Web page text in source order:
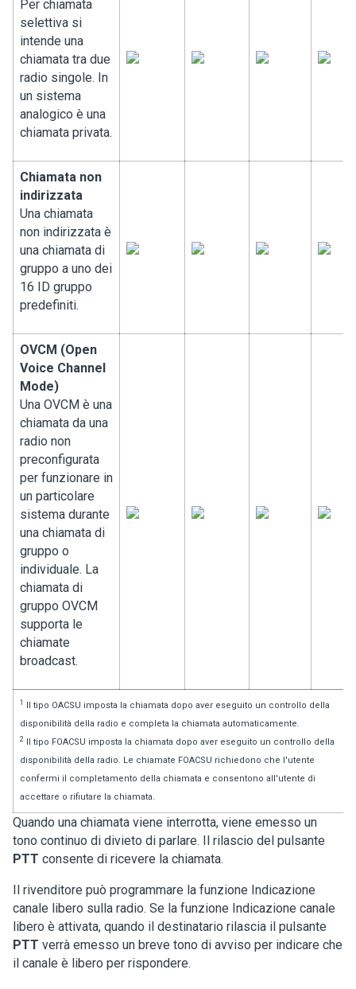
Per chiamata
selettiva si
intende una
chiamata tra due
radio singole. In
un sistema
analogico è una
chiamata privata.
Chiamata non
indirizzata
Una chiamata
non indirizzata è
una chiamata di
gruppo a uno dei
16 ID gruppo
predefiniti.
OVCM (Open
Voice Channel
Mode)
Una OVCM è una
chiamata da una
radio non
preconfigurata
per funzionare in
un particolare
sistema durante
una chiamata di
gruppo o
individuale. La
chiamata di
gruppo OVCM
supporta le
chiamate
broadcast.
1
Il tipo OACSU imposta la chiamata dopo aver eseguito un controllo della
disponibilità della radio e completa la chiamata automaticamente.
2 Il tipo FOACSU imposta la chiamata dopo aver eseguito un controllo della
disponibilità della radio. Le chiamate FOACSU richiedono che l'utente
confermi il completamento della chiamata e consentono all'utente di
accettare o rifiutare la chiamata.
Quando una chiamata viene interrotta, viene emesso un
tono continuo di divieto di parlare. Il rilascio del pulsante
PTT consente di ricevere la chiamata.
Il rivenditore può programmare la funzione Indicazione
canale libero sulla radio. Se la funzione Indicazione canale
libero è attivata, quando il destinatario rilascia il pulsante
PTT verrà emesso un breve tono di avviso per indicare che
il canale è libero per rispondere.